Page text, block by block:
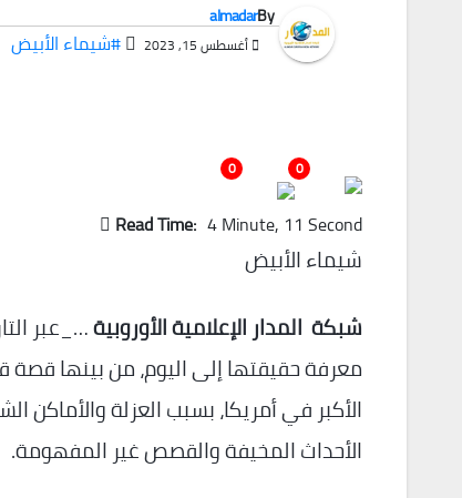
By
almadar
أغسطس 15, 2023 #شيماء الأبيض
0
0
Read Time: 4 Minute, 11 Second
شيماء الأبيض
شبكة المدار الإعلامية الأوروبية…_عبر
معرفة حقيقتها إلى اليوم، من بينها قصة
الأكبر في أمريكا، بسبب العزلة
الأحداث المخيفة والقصص غير المفهومة.